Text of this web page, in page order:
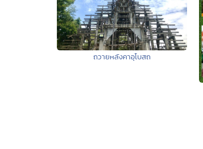
ถวายหลังคาอุโบสถ